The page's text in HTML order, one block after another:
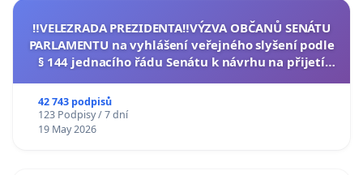
‼️VELEZRADA PREZIDENTA‼️VÝZVA OBČANŮ SENÁTU
PARLAMENTU na vyhlášení veřejného slyšení podle
§ 144 jednacího řádu Senátu k návrhu na přijetí
42 743 podpisů
123 Podpisy / 7 dní
19 May 2026